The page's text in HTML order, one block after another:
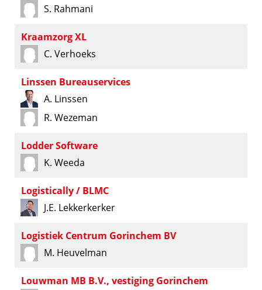
S. Rahmani
Kraamzorg XL
C. Verhoeks
Linssen Bureauservices
A. Linssen
R. Wezeman
Lodder Software
K. Weeda
Logistically / BLMC
J.E. Lekkerkerker
Logistiek Centrum Gorinchem BV
M. Heuvelman
Louwman MB B.V., vestiging Gorinchem